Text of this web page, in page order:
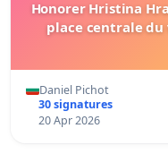
Honorer Hristina
place centrale du
Daniel Pichot
30 signatures
20 Apr 2026